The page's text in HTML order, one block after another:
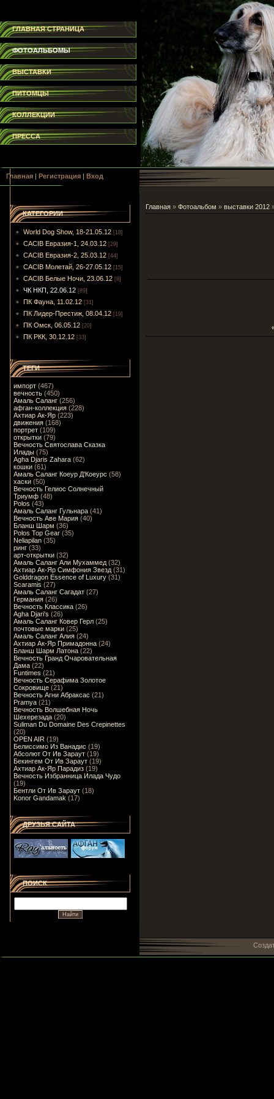
ГЛАВНАЯ СТРАНИЦА
ФОТОАЛЬБОМЫ
ВЫСТАВКИ
ПИТОМЦЫ
КОЛЛЕКЦИИ
ПРЕССА
Главная | Регистрация | Вход
КАТЕГОРИИ
World Dog Show, 18-21.05.12 [18]
CACIB Евразия-1, 24.03.12 [29]
CACIB Евразия-2, 25.03.12 [44]
CACIB Молетай, 26-27.05.12 [15]
CACIB Белые Ночи, 23.06.12 [8]
ЧК НКП, 22.06.12 [89]
ПК Фауна, 11.02.12 [31]
ПК Лидер-Престиж, 08.04.12 [19]
ПК Омск, 06.05.12 [20]
ПК РКК, 30.12.12 [33]
ТЕГИ
импорт (467)
вечность (450)
Амаль Саланг (256)
афган-коллекция (228)
Ахтиар Ак-Яр (223)
движения (168)
портрет (109)
открытки (79)
Вечность Святослава Сказка
Илады (75)
Agha Djaris Zahara (62)
кошки (61)
Амаль Саланг Коеур Д'Коеурс (58)
хаски (50)
Вечность Гелиос Солнечный
Триумф (48)
Polos (43)
Амаль Саланг Гульнара (41)
Вечность Аве Мария (40)
Бланш Шарм (36)
Polos Top Gear (35)
Neliapilan (35)
ринг (33)
арт-открытки (32)
Амаль Саланг Али Мухаммед (32)
Ахтиар Ак-Яр Симфония Звезд (31)
Golddragon Essence of Luxury (31)
Scaramis (27)
Амаль Саланг Сагадат (27)
Германия (26)
Вечность Классика (26)
Agha Djari's (26)
Амаль Саланг Ковер Герл (25)
почтовые марки (25)
Амаль Саланг Алия (24)
Ахтиар Ак-Яр Примадонна (24)
Бланш Шарм Латона (22)
Вечность Гранд Очаровательная
Дама (22)
Funtimes (21)
Вечность Серафима Золотое
Сокровище (21)
Вечность Агни Абраксас (21)
Pramya (21)
Вечность Волшебная Ночь
Шехерезада (20)
Suliman Du Domaine Des Crepinettes
(20)
OPEN AIR (19)
Белиссимо Из Ванадис (19)
Абсолют От Ив Зараут (19)
Бекингем От Ив Зараут (19)
Ахтиар Ак-Яр Парадиз (19)
Вечность Избранница Илада Чудо
(19)
Бентли От Ив Зараут (18)
Konor Gandamak (17)
ДРУЗЬЯ САЙТА
ПОИСК
Главная » Фотоальбом » выставки 2012